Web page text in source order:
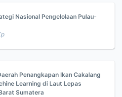
Nasional Pengelolaan Pulau-
Penangkapan Ikan Cakalang
Learning di Laut Lepas
Sumatera